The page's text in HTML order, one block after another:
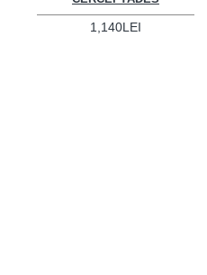
1,140LEI